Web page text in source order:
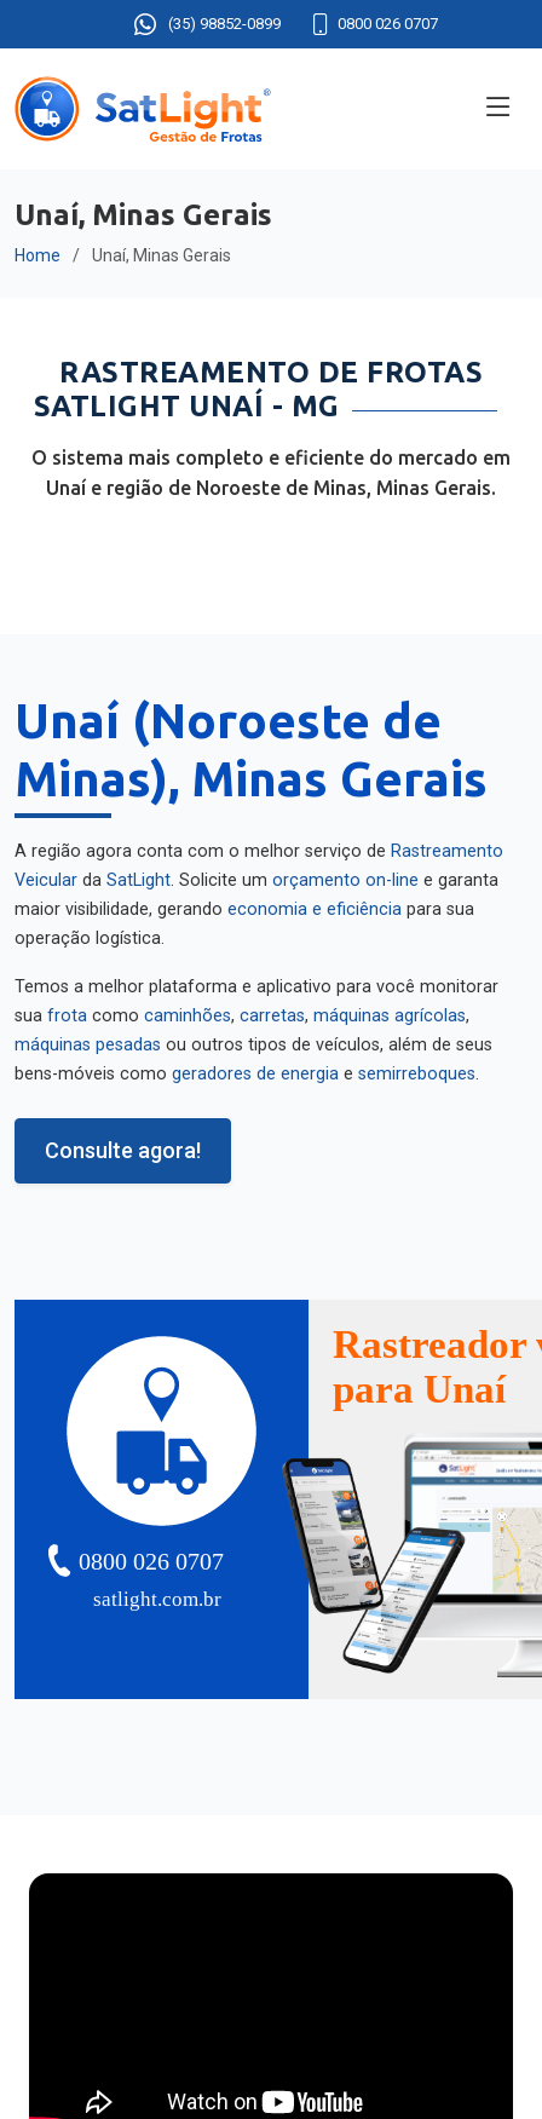
(35) 98852-0899 0800 026 0707
Unaí, Minas Gerais
Home Unaí, Minas Gerais
RASTREAMENTO DE FROTAS
SATLIGHT UNAÍ - MG
O sistema mais completo e eficiente do mercado em
Unaí e região de Noroeste de Minas, Minas Gerais.
Unaí (Noroeste de
Minas), Minas Gerais
A região agora conta com o melhor serviço de Rastreamento
Veicular da SatLight. Solicite um orçamento on-line e garanta
maior visibilidade, gerando economia e eficiência para sua
operação logística.
Temos a melhor plataforma e aplicativo para você monitorar
sua frota como caminhões, carretas, máquinas agrícolas,
máquinas pesadas ou outros tipos de veículos, além de seus
bens-móveis como geradores de energia e semirreboques.
Consulte agora!
satlight.com.br
0800 026 0707
Rastreador
para Unaí